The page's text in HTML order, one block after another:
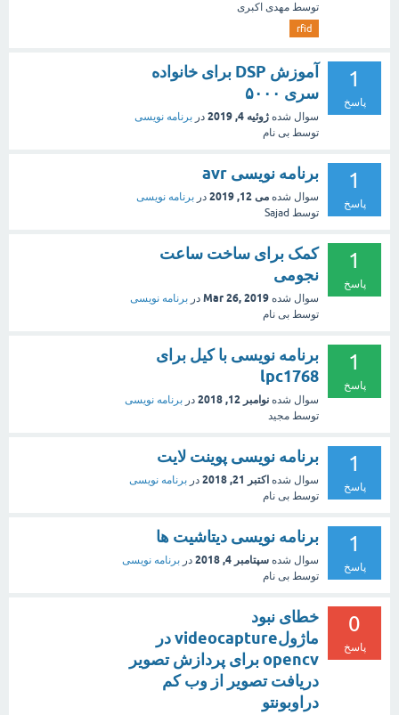
توسط مهدی اکبری
rfid
1
پاسخ
آموزش DSP برای خانواده
سری ۵۰۰۰
سوال شده ژوئیه 4, 2019 در برنامه نویسی
توسط بی نام
1
پاسخ
برنامه نویسی avr
سوال شده می 12, 2019 در برنامه نویسی
توسط Sajad
1
پاسخ
کمک برای ساخت ساعت
نجومی
سوال شده Mar 26, 2019 در برنامه نویسی
توسط بی نام
1
پاسخ
برنامه نویسی با کیل برای
lpc1768
سوال شده نوامبر 12, 2018 در برنامه نویسی
توسط مجید
1
پاسخ
برنامه نویسی پوینت لایت
سوال شده اکتبر 21, 2018 در برنامه نویسی
توسط بی نام
1
پاسخ
برنامه نویسی دیتاشیت ها
سوال شده سپتامبر 4, 2018 در برنامه نویسی
توسط بی نام
0
پاسخ
خطای نبود
ماژولvideocapture در
opencv برای پردازش تصویر
دریافت تصویر از وب کم
دراوبونتو